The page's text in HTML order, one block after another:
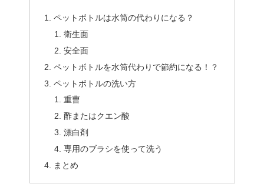
ペットボトルは水筒の代わりになる？
衛生面
安全面
ペットボトルを水筒代わりで節約になる！？
ペットボトルの洗い方
重曹
酢またはクエン酸
漂白剤
専用のブラシを使って洗う
まとめ